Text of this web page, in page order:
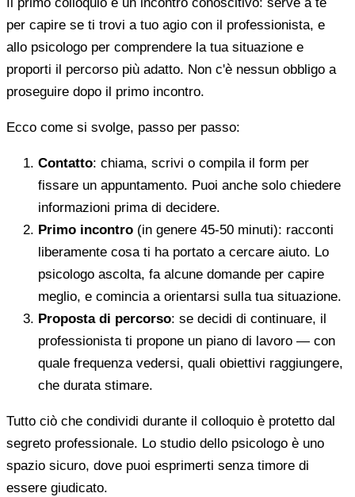
per capire se ti trovi a tuo agio con il professionista, e
allo psicologo per comprendere la tua situazione e
proporti il percorso più adatto. Non c'è nessun obbligo a
proseguire dopo il primo incontro.
Ecco come si svolge, passo per passo:
Contatto: chiama, scrivi o compila il form per
fissare un appuntamento. Puoi anche solo chiedere
informazioni prima di decidere.
Primo incontro (in genere 45-50 minuti): racconti
liberamente cosa ti ha portato a cercare aiuto. Lo
psicologo ascolta, fa alcune domande per capire
meglio, e comincia a orientarsi sulla tua situazione.
Proposta di percorso: se decidi di continuare, il
professionista ti propone un piano di lavoro — con
quale frequenza vedersi, quali obiettivi raggiungere,
che durata stimare.
Tutto ciò che condividi durante il colloquio è protetto dal
segreto professionale. Lo studio dello psicologo è uno
spazio sicuro, dove puoi esprimerti senza timore di
essere giudicato.